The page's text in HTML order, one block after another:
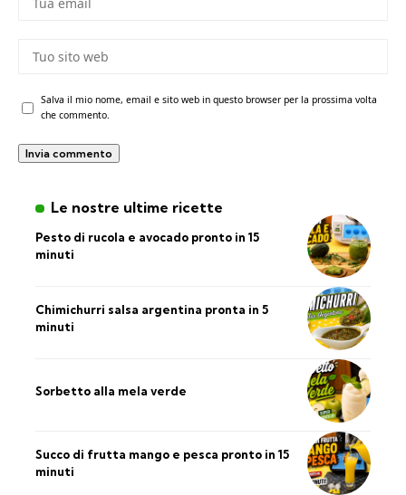
Salva il mio nome, email e sito web in questo browser per la prossima volta
che commento.
Le nostre ultime ricette
Pesto di rucola e avocado pronto in 15
minuti
Chimichurri salsa argentina pronta in 5
minuti
Sorbetto alla mela verde
Succo di frutta mango e pesca pronto in 15
minuti